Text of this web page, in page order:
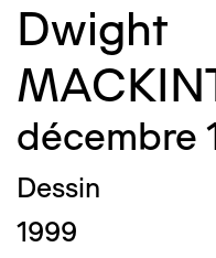
Dwight
décembre
Dessin
1999